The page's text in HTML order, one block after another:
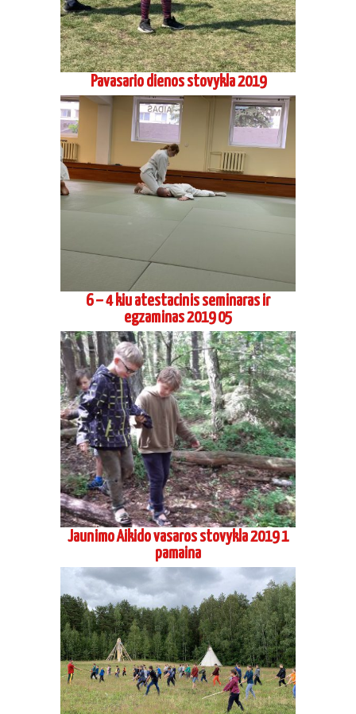
Pavasario dienos stovykla 2019
6 – 4 kiu atestacinis seminaras ir
egzaminas 2019 05
Jaunimo Aikido vasaros stovykla 2019 1
pamaina